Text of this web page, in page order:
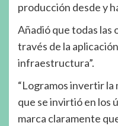
producción desde y
Añadió que todas las
través de la
infraestructura”.
“Logramos invertir la
que se invirtió en los
marca claramente